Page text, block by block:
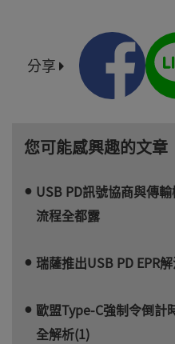
分享
您可能感興趣的文章
USB PD訊號協商與傳
流程全都露
瑞薩推出USB PD EPR
歐盟Type-C強制令倒
全解析(1)